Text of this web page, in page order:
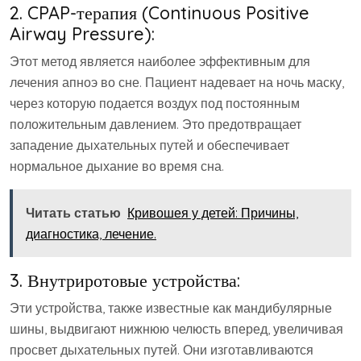
2. CPAP-терапия (Continuous Positive
Airway Pressure):
Этот метод является наиболее эффективным для
лечения апноэ во сне. Пациент надевает на ночь маску,
через которую подается воздух под постоянным
положительным давлением. Это предотвращает
западение дыхательных путей и обеспечивает
нормальное дыхание во время сна.
Читать статью Кривошея у детей: Причины,
диагностика, лечение.
3. Внутриротовые устройства:
Эти устройства, также известные как мандибулярные
шины, выдвигают нижнюю челюсть вперед, увеличивая
просвет дыхательных путей. Они изготавливаются